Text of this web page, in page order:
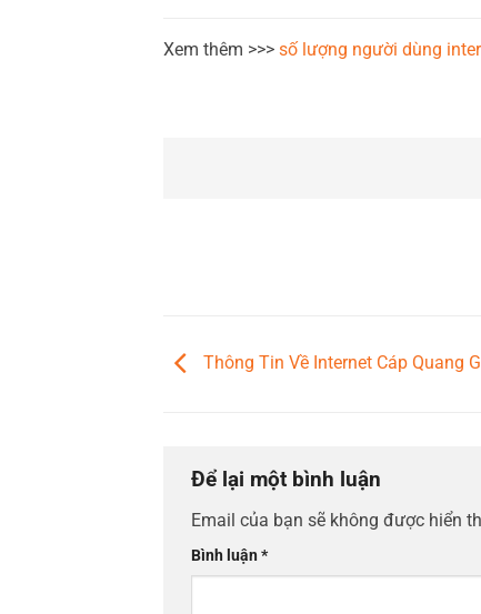
Xem thêm >>> số lượng người dùng
Thông Tin Về Internet Cáp Quang
Để lại một bình luận
Email của bạn sẽ không được hiển
Bình luận*